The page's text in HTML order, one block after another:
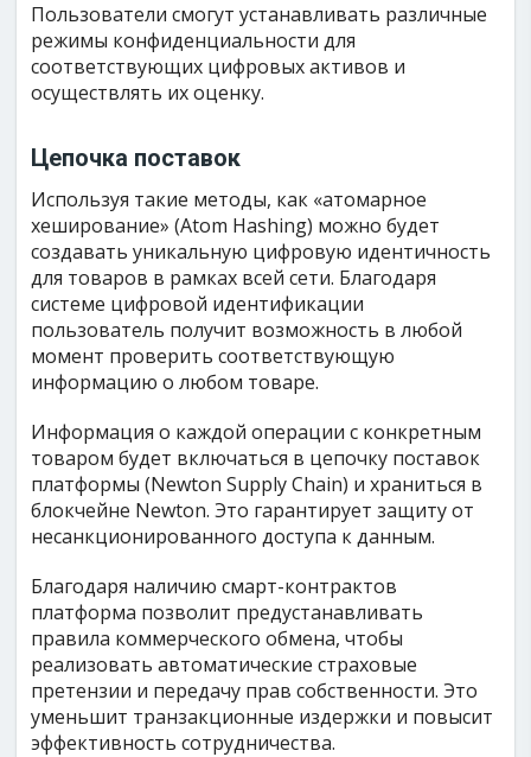
Пользователи смогут устанавливать различные
режимы конфиденциальности для
соответствующих цифровых активов и
осуществлять их оценку.
Цепочка поставок
Используя такие методы, как «атомарное
хеширование» (Atom Hashing) можно будет
создавать уникальную цифровую идентичность
для товаров в рамках всей сети. Благодаря
системе цифровой идентификации
пользователь получит возможность в любой
момент проверить соответствующую
информацию о любом товаре.
Информация о каждой операции с конкретным
товаром будет включаться в цепочку поставок
платформы (Newton Supply Chain) и храниться в
блокчейне Newton. Это гарантирует защиту от
несанкционированного доступа к данным.
Благодаря наличию смарт-контрактов
платформа позволит предустанавливать
правила коммерческого обмена, чтобы
реализовать автоматические страховые
претензии и передачу прав собственности. Это
уменьшит транзакционные издержки и повысит
эффективность сотрудничества.